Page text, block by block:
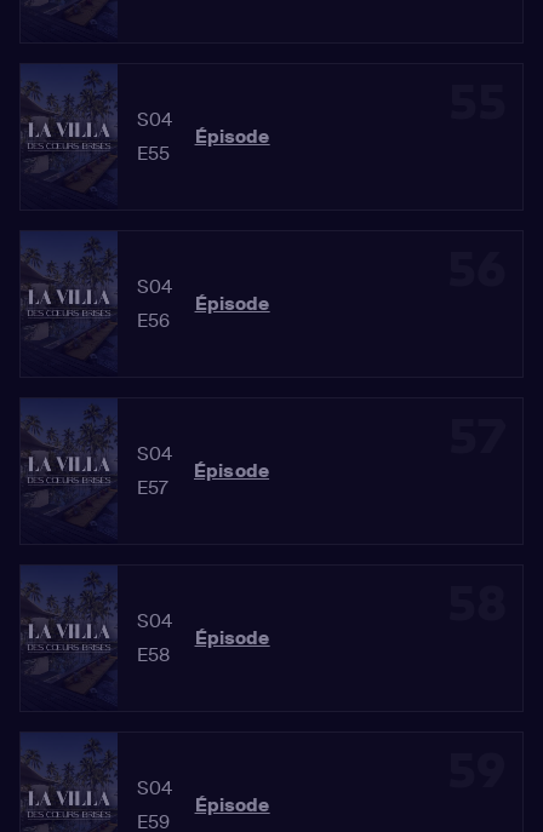
S04
E55
Épisode
S04
E56
Épisode
S04
E57
Épisode
S04
E58
Épisode
S04
E59
Épisode